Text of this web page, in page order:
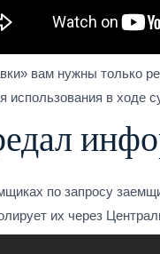
вам нужны только
в ходе
по запросу
их через